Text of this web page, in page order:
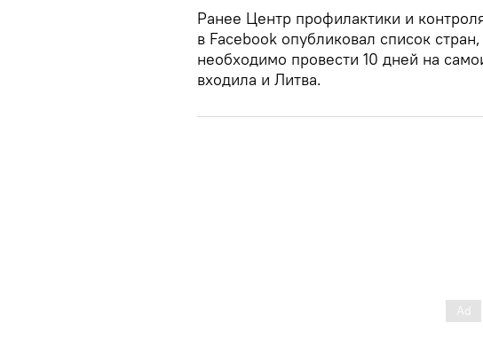
Ранее Центр профилактики и
в Facebook опубликовал список
необходимо провести 10 дней на
входила и Литва.